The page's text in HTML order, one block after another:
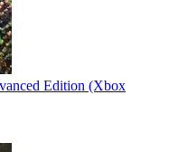
Edition (Xbox